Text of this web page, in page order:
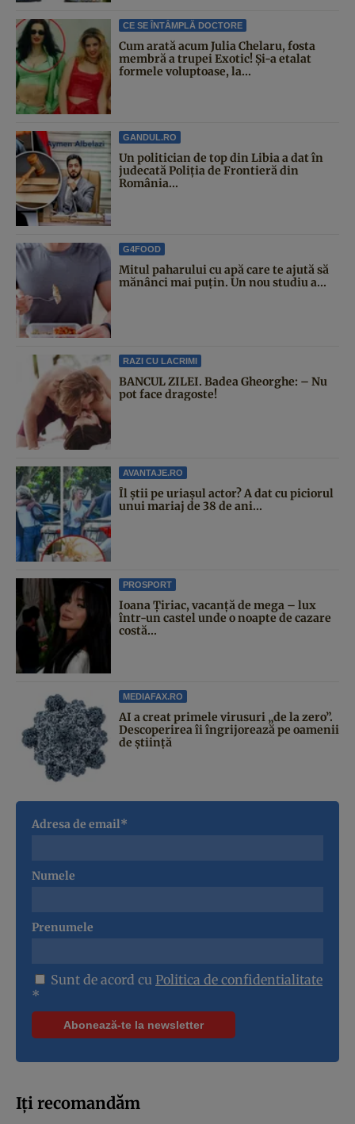
CE SE ÎNTÂMPLĂ DOCTORE
Cum arată acum Julia Chelaru, fosta
membră a trupei Exotic! Și-a etalat
formele voluptoase, la...
GANDUL.RO
Un politician de top din Libia a dat în
judecată Poliția de Frontieră din
România...
G4FOOD
Mitul paharului cu apă care te ajută să
mănânci mai puțin. Un nou studiu a...
RAZI CU LACRIMI
BANCUL ZILEI. Badea Gheorghe: – Nu
pot face dragoste!
AVANTAJE.RO
Îl știi pe uriașul actor? A dat cu piciorul
unui mariaj de 38 de ani...
PROSPORT
Ioana Țiriac, vacanță de mega – lux
într-un castel unde o noapte de cazare
costă...
MEDIAFAX.RO
AI a creat primele virusuri „de la zero”.
Descoperirea îi îngrijorează pe oamenii
de știință
Adresa de email*
Numele
Prenumele
Sunt de acord cu Politica de confidentialitate
*
Iți recomandăm